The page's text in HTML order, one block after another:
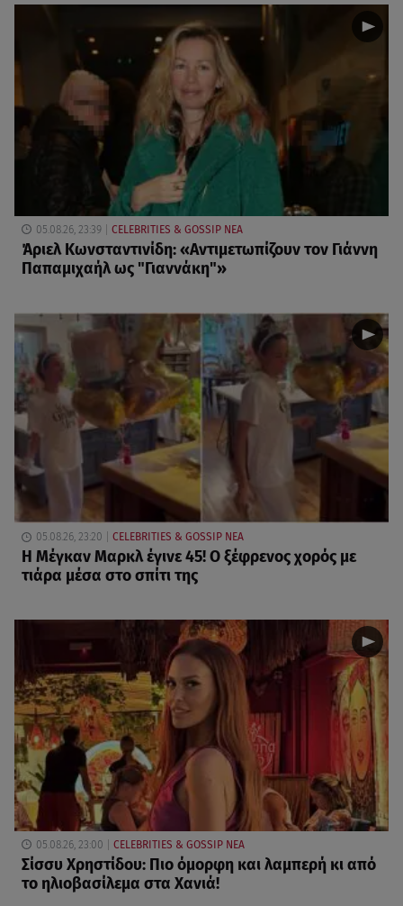
05.08.26, 23:39 CELEBRITIES & GOSSIP ΝΕΑ
Άριελ Κωνσταντινίδη: «Αντιμετωπίζουν τον Γιάννη
Παπαμιχαήλ ως "Γιαννάκη"»
05.08.26, 23:20 CELEBRITIES & GOSSIP ΝΕΑ
Η Μέγκαν Μαρκλ έγινε 45! Ο ξέφρενος χορός με
τιάρα μέσα στο σπίτι της
05.08.26, 23:00 CELEBRITIES & GOSSIP ΝΕΑ
Σίσσυ Χρηστίδου: Πιο όμορφη και λαμπερή κι από
το ηλιοβασίλεμα στα Χανιά!